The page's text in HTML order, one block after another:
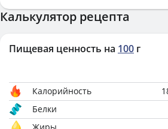
Калькулятор рецепта
Пищевая ценность на 100 г
Калорийность
Белки